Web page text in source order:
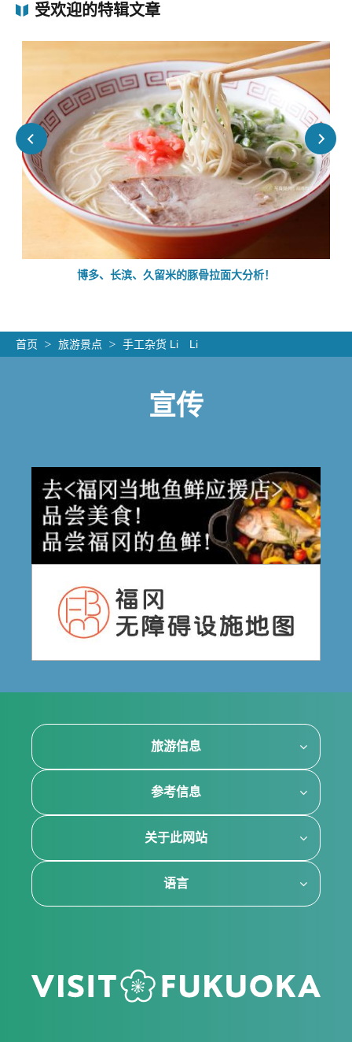
受欢迎的特辑文章
博多、长滨、久留米的豚骨拉面大分析！
首页 旅游景点 手工杂货 Li Li
宣传
旅游信息
参考信息
关于此网站
语言